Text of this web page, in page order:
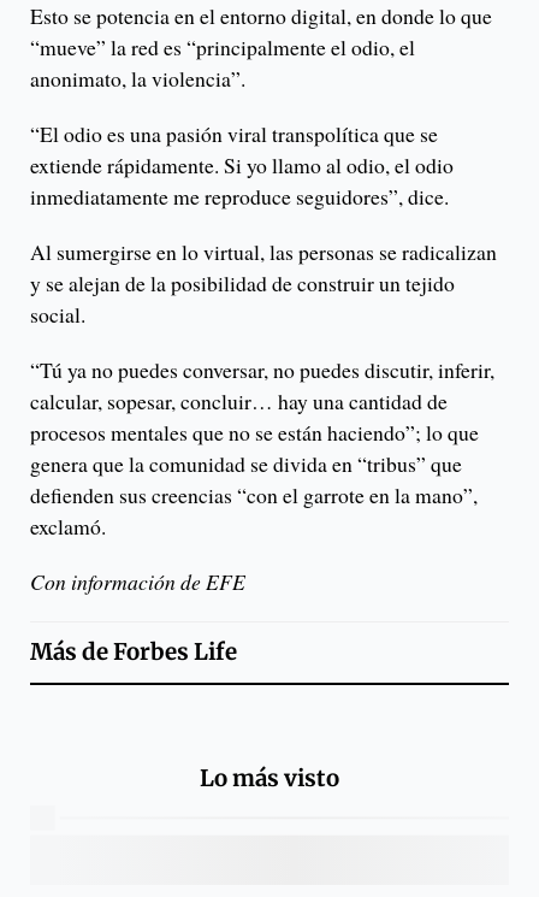
Esto se potencia en el entorno digital, en donde lo que
“mueve” la red es “principalmente el odio, el
anonimato, la violencia”.
“El odio es una pasión viral transpolítica que se
extiende rápidamente. Si yo llamo al odio, el odio
inmediatamente me reproduce seguidores”, dice.
Al sumergirse en lo virtual, las personas se radicalizan
y se alejan de la posibilidad de construir un tejido
social.
“Tú ya no puedes conversar, no puedes discutir, inferir,
calcular, sopesar, concluir… hay una cantidad de
procesos mentales que no se están haciendo”; lo que
genera que la comunidad se divida en “tribus” que
defienden sus creencias “con el garrote en la mano”,
exclamó.
Con información de EFE
Más deForbes Life
Lo más visto